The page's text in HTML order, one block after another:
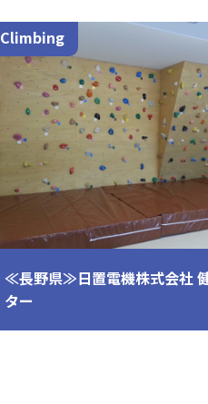
Climbing
≪長野県≫日置電機株式会社
ター